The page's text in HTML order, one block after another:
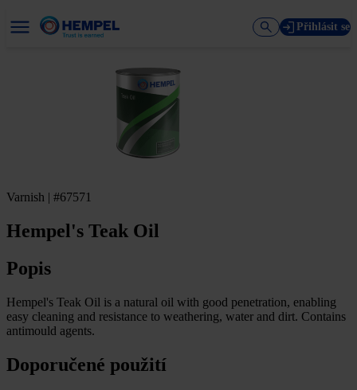
Přihlásit se
Varnish | #67571
Hempel's Teak Oil
Popis
Hempel's Teak Oil is a natural oil with good penetration, enabling
easy cleaning and resistance to weathering, water and dirt. Contains
antimould agents.
Doporučené použití